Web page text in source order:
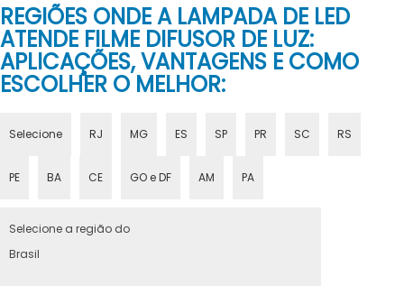
REGIÕES ONDE A LAMPADA DE LED
ATENDE FILME DIFUSOR DE LUZ:
APLICAÇÕES, VANTAGENS E COMO
ESCOLHER O MELHOR:
Selecione RJ MG ES SP PR SC RS
PE BA CE GO e DF AM PA
Selecione a região do
Brasil